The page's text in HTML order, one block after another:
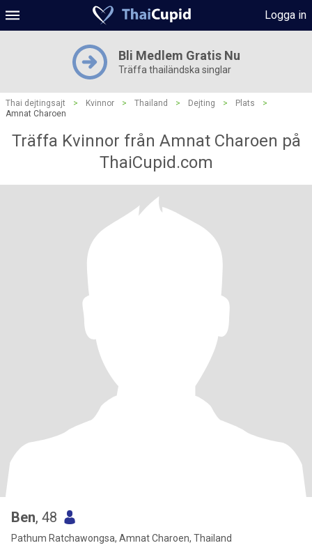
Logga in
Bli Medlem Gratis Nu
Träffa thailändska singlar
Thai dejtingsajt > Kvinnor > Thailand > Dejting > Plats
>
Amnat Charoen
Träffa Kvinnor från Amnat Charoen på
ThaiCupid.com
Ben, 48
Pathum Ratchawongsa, Amnat Charoen, Thailand